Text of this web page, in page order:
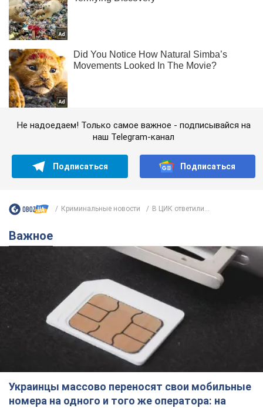
Не надоедаем! Только самое важное - подписывайся на
наш Telegram-канал
Подписаться Подписаться
Криминальные новости В ЦИК ответили...
Важное
Украинцы массово переносят свои мобильные
номера на одного и того же оператора: на